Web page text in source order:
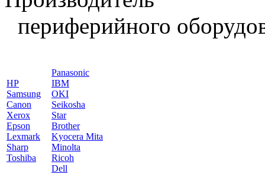
периферийного
HP
Samsung
Canon
Xerox
Epson
Lexmark
Sharp
Toshiba
Panasonic
IBM
OKI
Seikosha
Star
Brother
Kyocera Mita
Minolta
Ricoh
Dell